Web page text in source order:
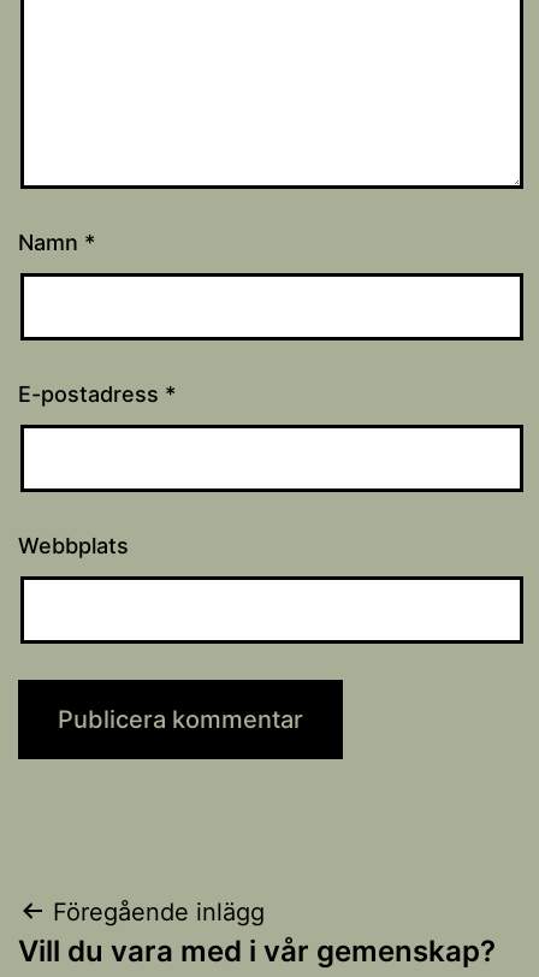
Namn *
E-postadress *
Webbplats
Inläggsnavigering
Föregående inlägg
Vill du vara med i vår gemenskap?